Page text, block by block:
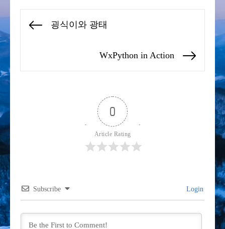
Previous
굉식이와 광태
post:
WxPython in Action
0
Article Rating
Subscribe Login